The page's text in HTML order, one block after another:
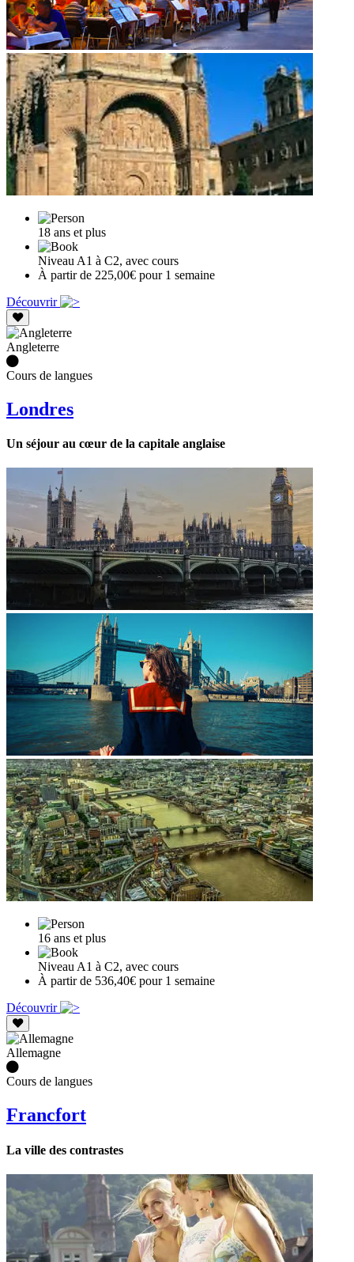
18 ans et plus
Niveau A1 à C2, avec cours
À partir de 225,00€ pour 1 semaine
Découvrir
Angleterre
Cours de langues
Londres
Un séjour au cœur de la capitale anglaise
16 ans et plus
Niveau A1 à C2, avec cours
À partir de 536,40€ pour 1 semaine
Découvrir
Allemagne
Cours de langues
Francfort
La ville des contrastes